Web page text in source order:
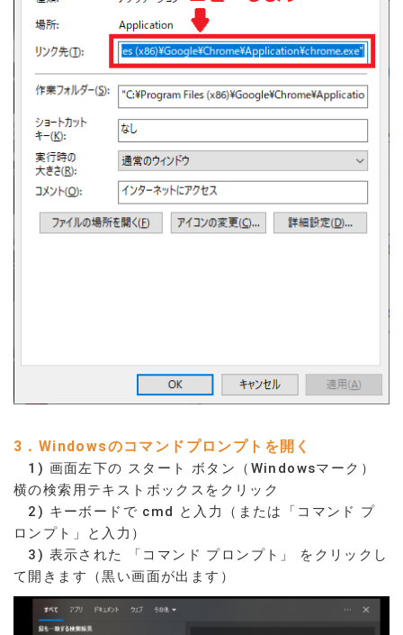
3．Windowsのコマンドプロンプトを開く
1) 画面左下の スタート ボタン（Windowsマーク）
横の検索用テキストボックスをクリック
2) キーボードで cmd と入力（または「コマンド プ
ロンプト」と入力）
3) 表示された 「コマンド プロンプト」 をクリックし
て開きます（黒い画面が出ます）